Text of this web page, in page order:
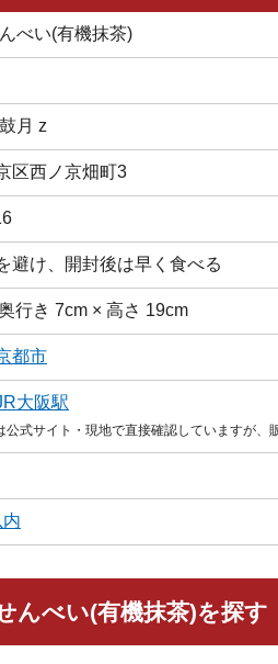
べい(有機抹茶)
月 z
区西ノ京畑町3
避け、開封後は早く食べる
行き 7cm × 高さ 19cm
都市
大阪駅
式サイト・現地で直接確認していますが、
んべい(有機抹茶)を探す